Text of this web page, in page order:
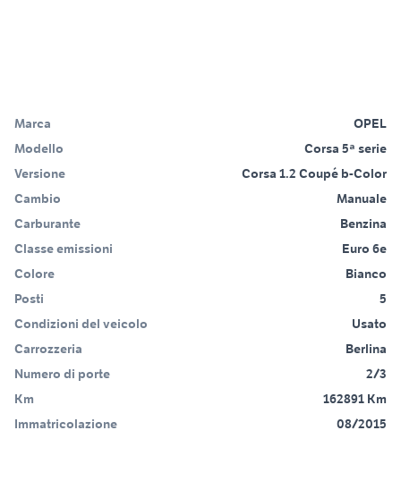
Marca
OPEL
Modello
Corsa 5ª serie
Versione
Corsa 1.2 Coupé b-Color
Cambio
Manuale
Carburante
Benzina
Classe emissioni
Euro 6e
Colore
Bianco
Posti
5
Condizioni del veicolo
Usato
Carrozzeria
Berlina
Numero di porte
2/3
Km
162891 Km
Immatricolazione
08/2015